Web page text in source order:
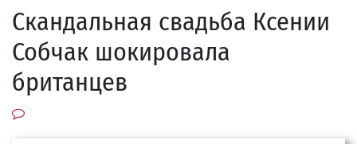
Скандальная свадьба Ксении
Собчак шокировала
британцев